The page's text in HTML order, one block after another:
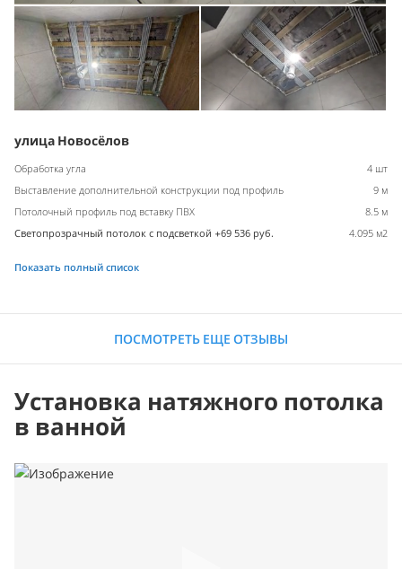
улица Новосёлов
Обработка угла
4 шт
Выставление дополнительной конструкции под профиль
9 м
Потолочный профиль под вставку ПВХ
8.5 м
Светопрозрачный потолок с подсветкой +69 536 руб.
4.095 м2
Показать полный список
ПОСМОТРЕТЬ ЕЩЕ ОТЗЫВЫ
Установка натяжного потолка
в ванной